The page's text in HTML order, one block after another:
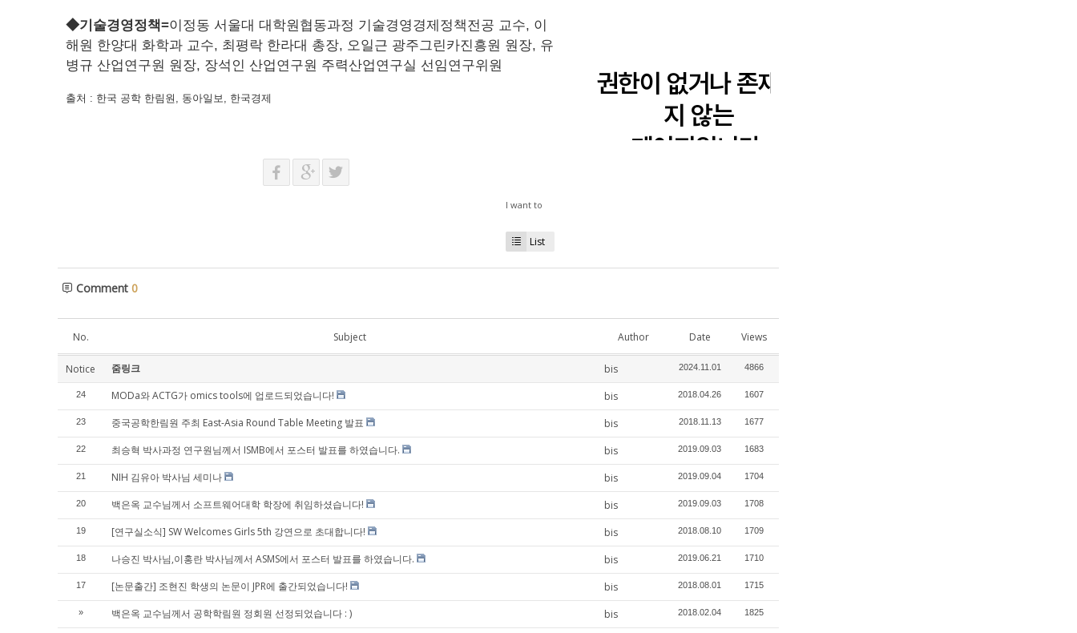
◆기술경영정책=이정동 서울대 대학원협동과정 기술경영경제정책전공 교수, 이
해원 한양대 화학과 교수, 최평락 한라대 총장, 오일근 광주그린카진흥원 원장, 유
병규 산업연구원 원장, 장석인 산업연구원 주력산업연구실 선임연구위원
출처 : 한국 공학 한림원, 동아일보, 한국경제
I want to
List
Comment 0
No. Subject Author Date Views
Notice 줌링크 bis 2024.11.01 4866
24 MODa와 ACTG가 omics tools에 업로드되었습니다! bis 2018.04.26 1607
23 중국공학한림원 주최 East-Asia Round Table Meeting 발표 bis 2018.11.13 1677
22 최승혁 박사과정 연구원님께서 ISMB에서 포스터 발표를 하였습니다. bis 2019.09.03 1683
21 NIH 김유아 박사님 세미나 bis 2019.09.04 1704
20 백은옥 교수님께서 소프트웨어대학 학장에 취임하셨습니다! bis 2019.09.03 1708
19 [연구실소식] SW Welcomes Girls 5th 강연으로 초대합니다! bis 2018.08.10 1709
18 나승진 박사님,이홍란 박사님께서 ASMS에서 포스터 발표를 하였습니다. bis 2019.06.21 1710
17 [논문출간] 조현진 학생의 논문이 JPR에 출간되었습니다! bis 2018.08.01 1715
» 백은옥 교수님께서 공학학림원 정회원 선정되었습니다 : ) bis 2018.02.04 1825